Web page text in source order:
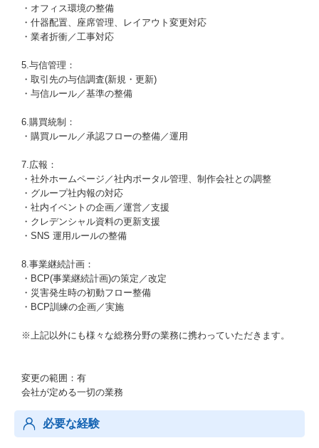
・オフィス環境の整備
・什器配置、座席管理、レイアウト変更対応
・業者折衝／工事対応
5.与信管理：
・取引先の与信調査(新規・更新)
・与信ルール／基準の整備
6.購買統制：
・購買ルール／承認フローの整備／運用
7.広報：
・社外ホームページ／社内ポータル管理、制作会社との調整
・グループ社内報の対応
・社内イベントの企画／運営／支援
・クレデンシャル資料の更新支援
・SNS 運用ルールの整備
8.事業継続計画：
・BCP(事業継続計画)の策定／改定
・災害発生時の初動フロー整備
・BCP訓練の企画／実施
※上記以外にも様々な総務分野の業務に携わっていただきます。
変更の範囲：有
会社が定める一切の業務
必要な経験